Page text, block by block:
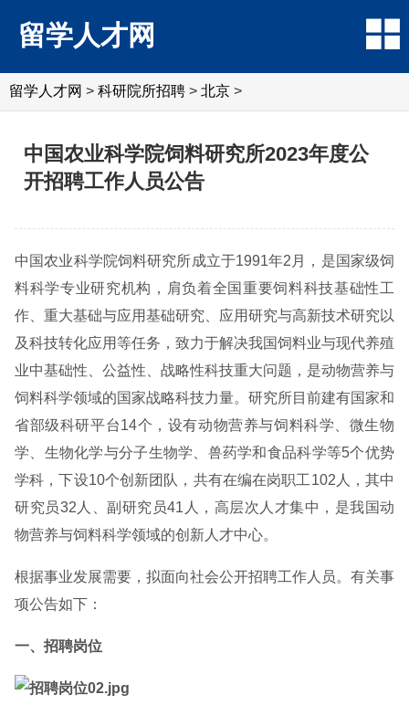
留学人才网
留学人才网 > 科研院所招聘 > 北京 >
中国农业科学院饲料研究所2023年度公
开招聘工作人员公告
中国农业科学院饲料研究所成立于1991年2月，是国家级饲
料科学专业研究机构，肩负着全国重要饲料科技基础性工
作、重大基础与应用基础研究、应用研究与高新技术研究以
及科技转化应用等任务，致力于解决我国饲料业与现代养殖
业中基础性、公益性、战略性科技重大问题，是动物营养与
饲料科学领域的国家战略科技力量。研究所目前建有国家和
省部级科研平台14个，设有动物营养与饲料科学、微生物
学、生物化学与分子生物学、兽药学和食品科学等5个优势
学科，下设10个创新团队，共有在编在岗职工102人，其中
研究员32人、副研究员41人，高层次人才集中，是我国动
物营养与饲料科学领域的创新人才中心。
根据事业发展需要，拟面向社会公开招聘工作人员。有关事
项公告如下：
一、招聘岗位